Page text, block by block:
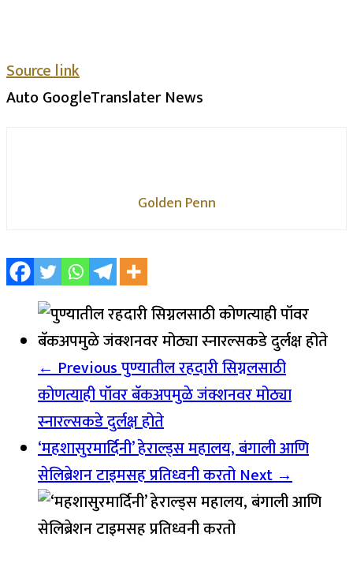
Source link
Auto GoogleTranslater News
Golden Penn
← Previousपुण्यातील रहदारी सिग्नलसाठी
कोणत्याही पॉवर बॅकअपमुळे जंक्शनवर मोठ्या
स्नारल्सकडे दुर्लक्ष होते
‘महशासुरमार्दिनी’ हेराल्ड्स महालय, बंगाली आणि
सेलिब्रेशन टाइमसह प्रतिध्वनी करतोNext →